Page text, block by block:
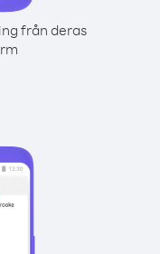
från deras